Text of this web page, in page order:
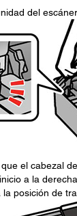
del escáner.
el cabezal
a la
posición de